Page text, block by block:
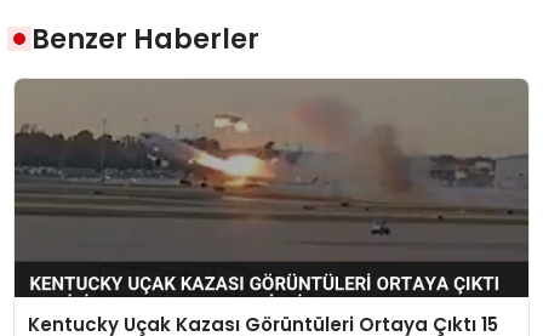
Benzer Haberler
Kentucky Uçak Kazası Görüntüleri Ortaya Çıktı 15